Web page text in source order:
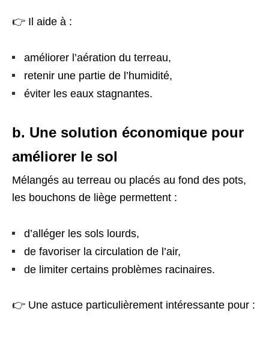
👉 Il aide à :
améliorer l’aération du terreau,
retenir une partie de l’humidité,
éviter les eaux stagnantes.
b. Une solution économique pour
améliorer le sol
Mélangés au terreau ou placés au fond des pots,
les bouchons de liège permettent :
d’alléger les sols lourds,
de favoriser la circulation de l’air,
de limiter certains problèmes racinaires.
👉 Une astuce particulièrement intéressante pour :